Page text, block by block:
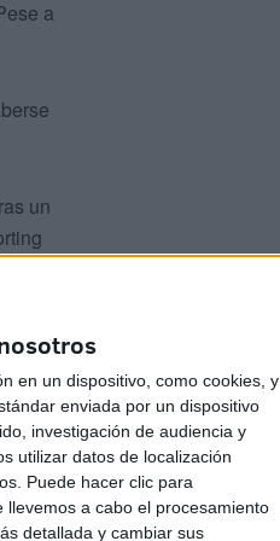
en un dispositivo, como cookies, y
enviada por un dispositivo
investigación de audiencia y
utilizar datos de localización
Puede hacer clic para
a cabo el procesamiento
detallada y cambiar sus
a
un